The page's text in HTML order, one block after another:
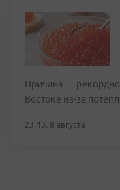
Причина —
Востоке из-за
23:43, 8 августа